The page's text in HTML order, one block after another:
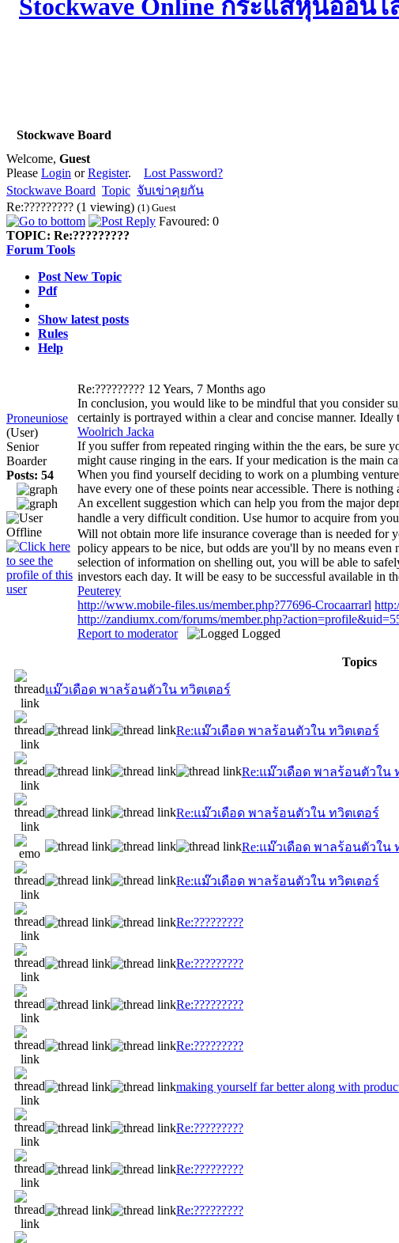
Stockwave Board
Welcome, Guest
Please Login orRegister. Lost Password?
Stockwave Board Topic จับเข่าคุยกัน
Re:????????? (1 viewing) (1) Guest
Favoured: 0
TOPIC: Re:?????????
Forum Tools
Post New Topic
Pdf
Show latest posts
Rules
Help
Proneuniose
(User)
Senior
Boarder
Posts: 54
Re:????????? 12 Years, 7 Months ago
In conclusion, you would like to be mindful that you consider
certainly is portrayed within a clear and concise manner.
Woolrich Jacka
If you suffer from repeated ringing within the the ears, be sure
might cause ringing in the ears. If your medication is the main
When you find yourself deciding to work on a plumbing
have every one of these points near accessible. There is
An excellent suggestion which can help you from the major
handle a very difficult condition. Use humor to acquire from
Will not obtain more life insurance coverage than is needed
policy appears to be nice, but odds are you'll by no means
selection of information on shelling out, you will be able to
investors each day. It will be easy to be successful available in
Peuterey
http://www.mobile-files.us/member.php?77696-Crocaarrarl
http://zandiumx.com/forums/
Report to moderator
Logged
Topics
แม๊วเดือด พาลร้อนตัวใน ทวิตเตอร์
Re:แม๊วเดือด พาลร้อนตัวใน ทวิตเตอร์
Re:แม๊วเดือด พาลร้อนตัวใน
Re:แม๊วเดือด พาลร้อนตัวใน ทวิตเตอร์
Re:แม๊วเดือด พาลร้อนตัวใน
Re:แม๊วเดือด พาลร้อนตัวใน ทวิตเตอร์
Re:?????????
Re:?????????
Re:?????????
Re:?????????
making yourself far better along with
Re:?????????
Re:?????????
Re:?????????